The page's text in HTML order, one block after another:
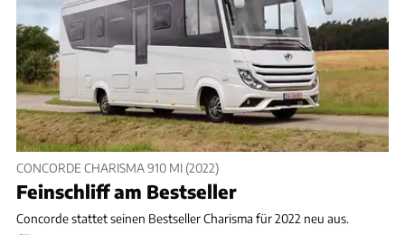
CONCORDE CHARISMA 910 MI (2022)
Feinschliff am Bestseller
Concorde stattet seinen Bestseller Charisma für 2022 neu aus.